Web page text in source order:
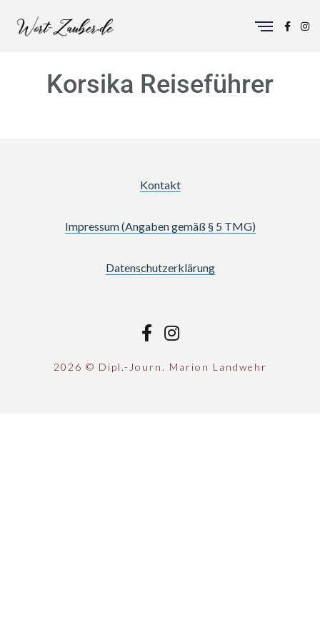
Korsika Reiseführer
Kontakt
Impressum (Angaben gemäß § 5 TMG)
Datenschutzerklärung
2026 © Dipl.-Journ. Marion Landwehr